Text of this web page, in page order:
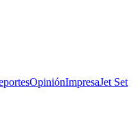
OpiniónImpresaJet Set